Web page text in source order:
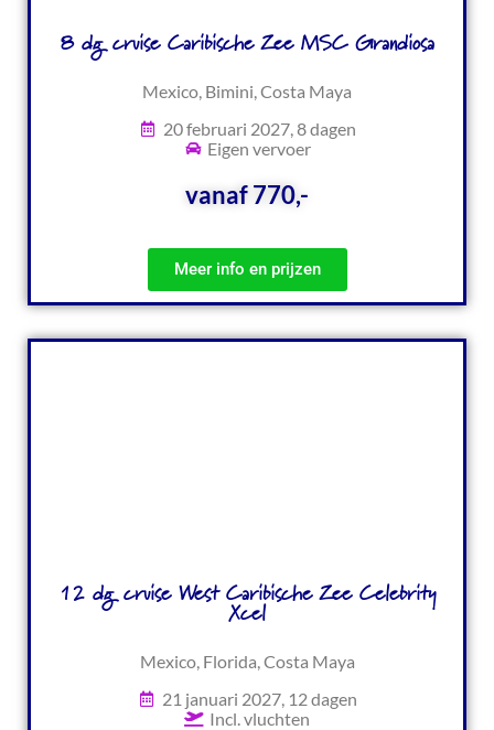
8 dg cruise Caribische Zee MSC Grandiosa
Mexico, Bimini, Costa Maya
20 februari 2027, 8 dagen
Eigen vervoer
vanaf 770,-
Meer info en prijzen
12 dg cruise West Caribische Zee Celebrity
Xcel
Mexico, Florida, Costa Maya
21 januari 2027, 12 dagen
Incl. vluchten